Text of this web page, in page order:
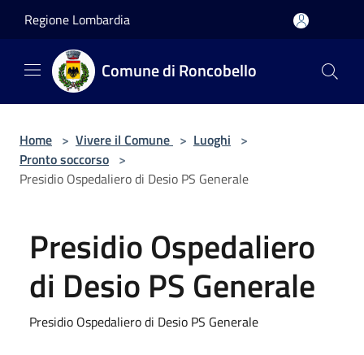
Regione Lombardia
Comune di Roncobello
Home > Vivere il Comune > Luoghi >
Pronto soccorso >
Presidio Ospedaliero di Desio PS Generale
Presidio Ospedaliero
di Desio PS Generale
Presidio Ospedaliero di Desio PS Generale